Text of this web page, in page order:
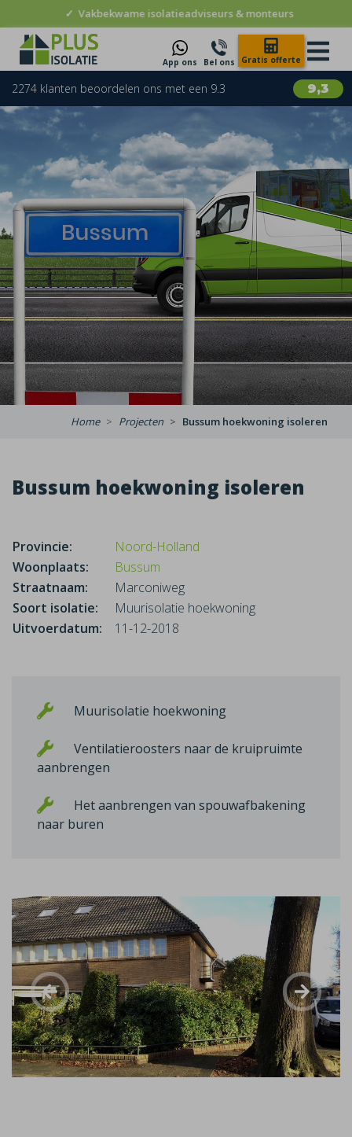
✓ Vakbekwame isolatieadviseurs & monteurs
App ons Bel ons Gratis offerte
9,3
2274 klanten beoordelen ons met een 9.3
Home Projecten Bussum hoekwoning isoleren
Bussum hoekwoning isoleren
Provincie:
Noord-Holland
Woonplaats:
Bussum
Straatnaam:
Marconiweg
Soort isolatie:
Muurisolatie hoekwoning
Uitvoerdatum:
11-12-2018
Muurisolatie hoekwoning
Ventilatieroosters naar de kruipruimte
aanbrengen
Het aanbrengen van spouwafbakening
naar buren